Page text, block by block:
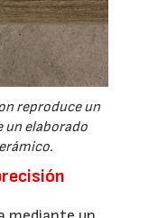
reproduce un
un elaborado